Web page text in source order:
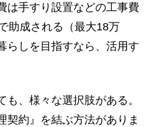
手すり設置などの工事費
助成される（最大18万
らしを目指すなら、活用す
、様々な選択肢がある。
契約』を結ぶ方法がありま